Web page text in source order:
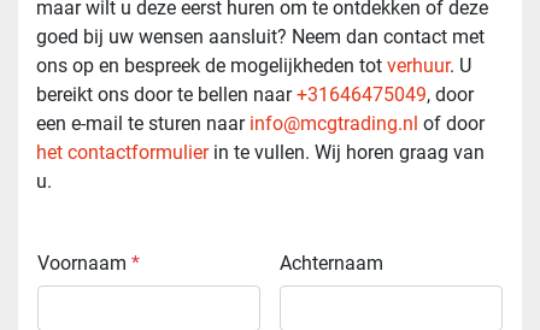
maar wilt u deze eerst huren om te ontdekken of deze
goed bij uw wensen aansluit? Neem dan contact met
ons op en bespreek de mogelijkheden tot verhuur. U
bereikt ons door te bellen naar+31646475049, door
een e-mail te sturen naar info@mcgtrading.nl of door
het contactformulierin te vullen. Wij horen graag van
u.
Voornaam * Achternaam